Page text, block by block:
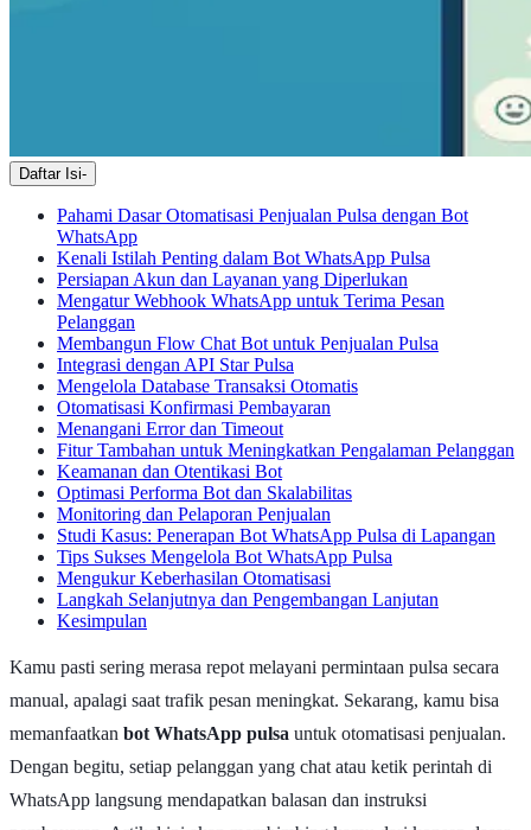
Daftar Isi-
Pahami Dasar Otomatisasi Penjualan Pulsa dengan Bot
WhatsApp
Kenali Istilah Penting dalam Bot WhatsApp Pulsa
Persiapan Akun dan Layanan yang Diperlukan
Mengatur Webhook WhatsApp untuk Terima Pesan
Pelanggan
Membangun Flow Chat Bot untuk Penjualan Pulsa
Integrasi dengan API Star Pulsa
Mengelola Database Transaksi Otomatis
Otomatisasi Konfirmasi Pembayaran
Menangani Error dan Timeout
Fitur Tambahan untuk Meningkatkan Pengalaman Pelanggan
Keamanan dan Otentikasi Bot
Optimasi Performa Bot dan Skalabilitas
Monitoring dan Pelaporan Penjualan
Studi Kasus: Penerapan Bot WhatsApp Pulsa di Lapangan
Tips Sukses Mengelola Bot WhatsApp Pulsa
Mengukur Keberhasilan Otomatisasi
Langkah Selanjutnya dan Pengembangan Lanjutan
Kesimpulan
Kamu pasti sering merasa repot melayani permintaan pulsa secara
manual, apalagi saat trafik pesan meningkat. Sekarang, kamu bisa
memanfaatkan bot WhatsApp pulsa untuk otomatisasi penjualan.
Dengan begitu, setiap pelanggan yang chat atau ketik perintah di
WhatsApp langsung mendapatkan balasan dan instruksi